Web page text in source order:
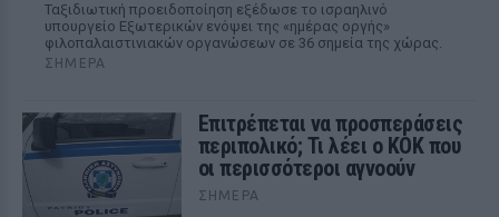
Ταξιδιωτική προειδοποίηση εξέδωσε το ισραηλινό
υπουργείο Εξωτερικών ενόψει της «ημέρας οργής»
φιλοπαλαιστινιακών οργανώσεων σε 36 σημεία της χώρας.
ΣΉΜΕΡΑ
Επιτρέπεται να προσπεράσεις
περιπολικό; Τι λέει ο ΚΟΚ που
οι περισσότεροι αγνοούν
ΣΉΜΕΡΑ